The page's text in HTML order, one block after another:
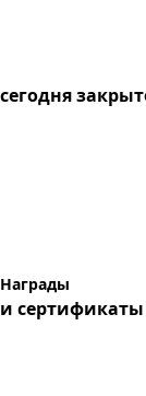
сегодня
Награды
и сертификаты